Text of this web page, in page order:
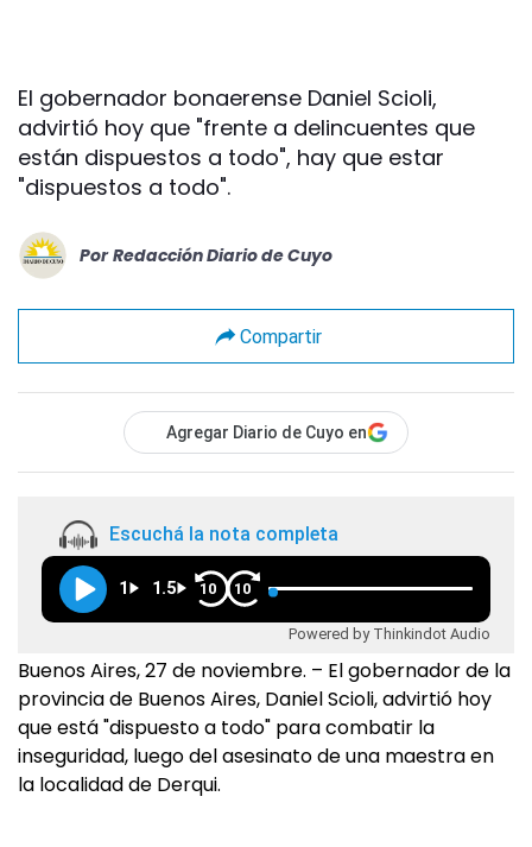
El gobernador bonaerense Daniel Scioli,
advirtió hoy que "frente a delincuentes que
están dispuestos a todo", hay que estar
"dispuestos a todo".
Por Redacción Diario de Cuyo
Compartir
Agregar Diario de Cuyo en
Escuchá la nota completa
1 1.5 10 10
Powered by Thinkindot Audio
Buenos Aires, 27 de noviembre. – El gobernador de la
provincia de Buenos Aires, Daniel Scioli, advirtió hoy
que está "dispuesto a todo" para combatir la
inseguridad, luego del asesinato de una maestra en
la localidad de Derqui.